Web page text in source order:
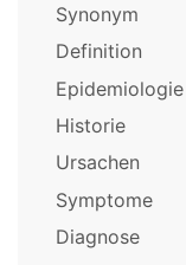
Synonym
Definition
Epidemiologie
Historie
Ursachen
Symptome
Diagnose